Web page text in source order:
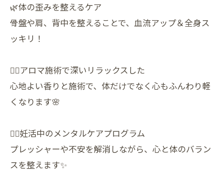
🌿体の歪みを整えるケア
骨盤や肩、背中を整えることで、血流アップ＆全身ス
ッキリ！
💆‍♀️アロマ施術で深いリラックスした
心地よい香りと施術で、体だけでなく心もふんわり軽
くなります🌸
🧘‍♀️妊活中のメンタルケアプログラム
プレッシャーや不安を解消しながら、心と体のバラン
スを整えます✨